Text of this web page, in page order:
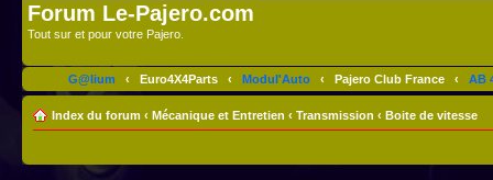
Forum Le-Pajero.com
Tout sur et pour votre Pajero.
G@lium ‹ Euro4X4Parts ‹ Modul'Auto ‹ Pajero Club France ‹ AB
Index du forum ‹ Mécanique et Entretien ‹ Transmission ‹ Boite de vitesse